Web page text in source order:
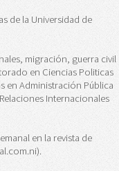
de la Universidad de
migración, guerra civil
en Ciencias Politicas
en Administración Pública
Internacionales
en la revista de